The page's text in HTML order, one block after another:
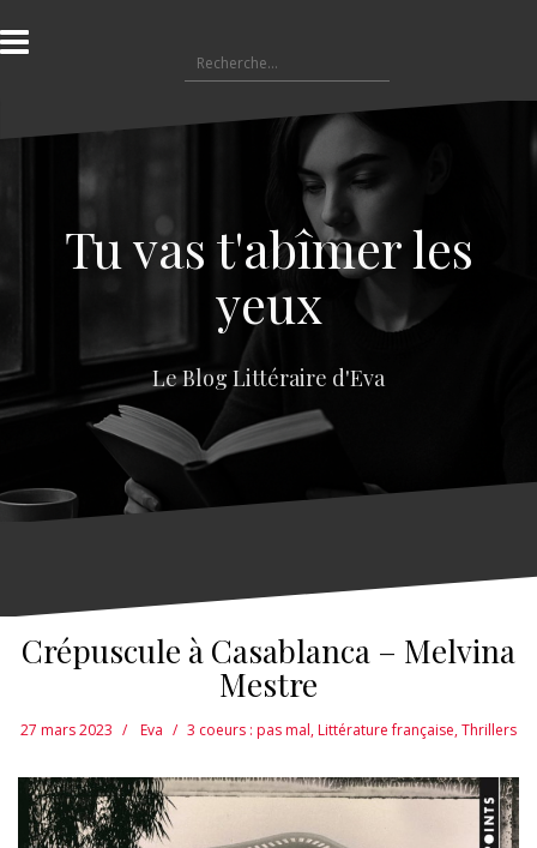
l
a
e
e
Tu vas t'abîmer les
yeux
Le Blog Littéraire d'Eva
Crépuscule à Casablanca – Melvina
Mestre
27 mars 2023 Eva 3 coeurs : pas mal,Littérature française,Thrillers